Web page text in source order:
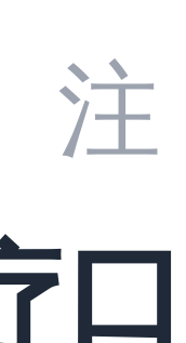
力
机
注
口